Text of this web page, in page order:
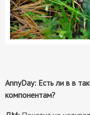
AnnyDay: Есть ли в в
компонентам?